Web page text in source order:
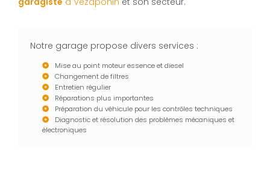
Notre garage propose divers services :
Mise au point moteur essence et diesel
Changement de filtres
Entretien régulier
Réparations plus importantes
Préparation du véhicule pour les contrôles techniques
Diagnostic et résolution des problèmes mécaniques et
électroniques